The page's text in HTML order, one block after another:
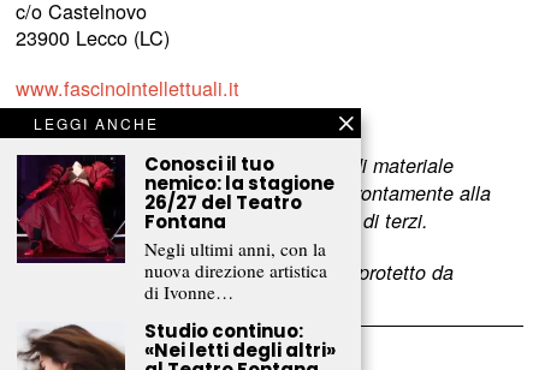
c/o Castelnovo
23900 Lecco (LC)
www.fascinointellettuali.it
info[at]fascinointellettuali.it
Per segnalare eventuali errori nell’uso di materiale
riservato,scriveteci e provvederemo prontamente alla
rimozione del materiale lesivo dei diritti di terzi.
L’intero contenuto di questo sito web è protetto da
LEGGI ANCHE
Conosci il tuo
nemico: la stagione
26/27 del Teatro
Fontana
Negli ultimi anni, con la
nuova direzione artistica
di Ivonne…
Studio continuo:
«Nei letti degli altri»